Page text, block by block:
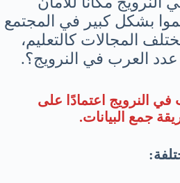
بشكل كبير في المجتمع
المجالات كالتعليم،
عدد العرب في النرويج؟.
النرويج اعتمادًا على
جمع البيانات.